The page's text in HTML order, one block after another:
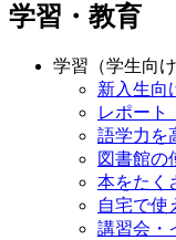
学習・教育
学習（学生向け
新入生向
レポート
語学力を
図書館の
本をたく
自宅で使
講習会・